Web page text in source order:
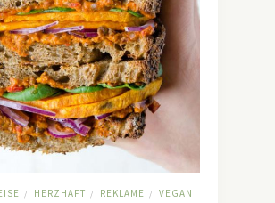
/ HERZHAFT / REKLAME / VEGAN